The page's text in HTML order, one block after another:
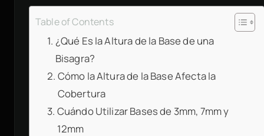
Table of Contents
¿Qué Es la Altura de la Base de una
Bisagra?
Cómo la Altura de la Base Afecta la
Cobertura
Cuándo Utilizar Bases de 3mm, 7mm y
12mm